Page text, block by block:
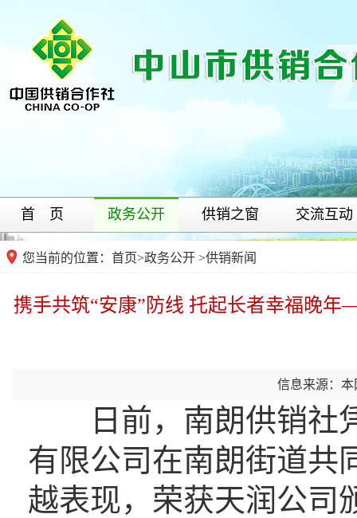
首 页 政务公开 供销之窗 交流互动
您当前的位置： 首页>政务公开 >供销新闻
携手共筑“安康”防线 托起长者幸福晚
信息来源：本
日前，南朗供销社凭
有限公司在南朗街道共
越表现，荣获天润公司